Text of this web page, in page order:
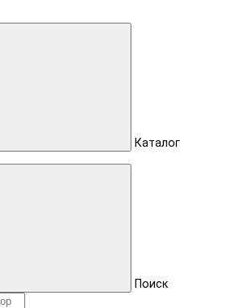
Каталог
Поиск